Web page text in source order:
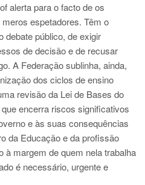
alerta para o facto de os
espetadores. Têm o
debate público, de exigir
de decisão e de recusar
A Federação sublinha, ainda,
dos ciclos de ensino
revisão da Lei de Bases do
encerra riscos significativos
e às suas consequências
da Educação e da profissão
à margem de quem nela trabalha
é necessário, urgente e